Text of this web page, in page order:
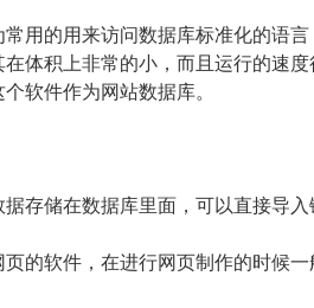
的用来访问数据库标准化的语言
体积上非常的小，而且运行的速
软件作为网站数据库。
储在数据库里面，可以直接导入
软件，在进行网页制作的时候一